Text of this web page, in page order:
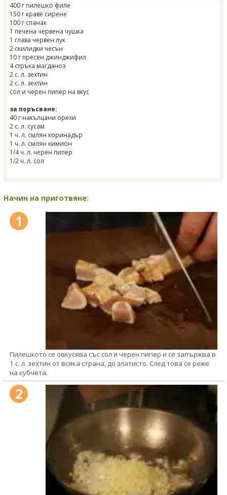
400 г пилешко филе
150 г краве сирене
100 г спанак
1 печена червена чушка
1 глава червен лук
2 скилидки чесън
10 г пресен джинджифил
4 стръка магданоз
2 с. л. зехтин
2 с. л. зехтин
сол и черен пипер на вкус
за поръсване:
40 г накълцани орехи
2 с. л. сусам
1 ч. л. смлян коринадър
1 ч. л. смлян кимион
1/4 ч. л. черен пипер
1/2 ч. л. сол
Начин на приготвяне:
1
Пилешкото се овкусява със сол и черен пипер и се запържва в
1 с. л. зехтин от всяка страна, до златисто. След това се реже
на кубчета.
2